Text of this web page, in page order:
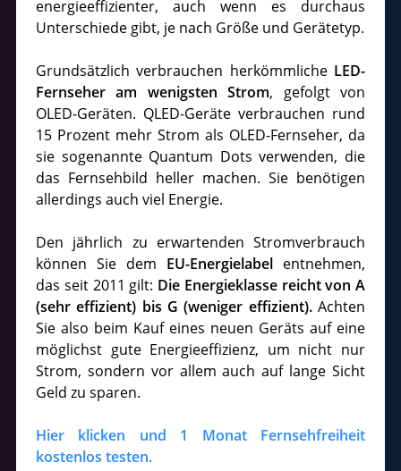
energieeffizienter, auch wenn es durchaus
Unterschiede gibt, je nach Größe und Gerätetyp.
Grundsätzlich verbrauchen herkömmliche LED-
Fernseher am wenigsten Strom, gefolgt von
OLED-Geräten. QLED-Geräte verbrauchen rund
15 Prozent mehr Strom als OLED-Fernseher, da
sie sogenannte Quantum Dots verwenden, die
das Fernsehbild heller machen. Sie benötigen
allerdings auch viel Energie.
Den jährlich zu erwartenden Stromverbrauch
können Sie dem EU-Energielabel entnehmen,
das seit 2011 gilt: Die Energieklasse reicht von A
(sehr effizient) bis G (weniger effizient).Achten
Sie also beim Kauf eines neuen Geräts auf eine
möglichst gute Energieeffizienz, um nicht nur
Strom, sondern vor allem auch auf lange Sicht
Geld zu sparen.
Hier klicken und 1 Monat Fernsehfreiheit
kostenlos testen.